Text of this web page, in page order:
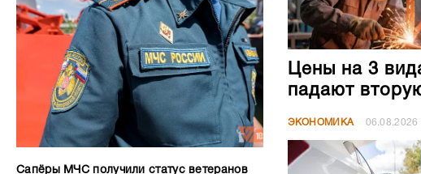
Сапёры МЧС получили статус ветеранов
Цены на 3
падают
ЭКОНОМИКА 06.08.2026